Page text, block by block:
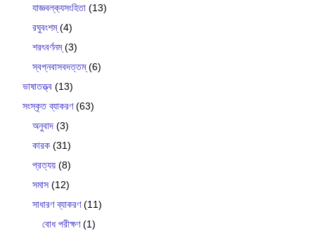
যাজ্ঞবল্ক‍্যসংহিতা (13)
রঘুবংশম্(4)
শরৎবর্ণনম্(3)
স্বপ্নবাসবদত্তম্(6)
ভাষাতত্ত্ব (13)
সংস্কৃত ব্যাকরণ(63)
অনুবাদ (3)
কারক (31)
প্রত্যয় (8)
সমাস (12)
সাধারণ ব্যাকরণ(11)
বোধ পরীক্ষণ(1)